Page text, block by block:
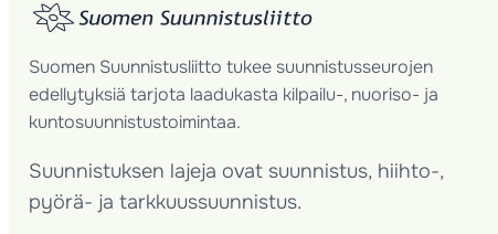
Suomen Suunnistusliitto tukee suunnistusseurojen
edellytyksiä tarjota laadukasta kilpailu-, nuoriso- ja
kuntosuunnistustoimintaa.
Suunnistuksen lajeja ovat suunnistus, hiihto-,
pyörä- ja tarkkuussuunnistus.